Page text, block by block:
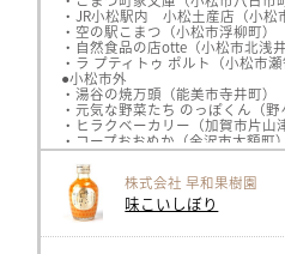
・JR小松駅内 小松土産店（小松
・空の駅こまつ（小松市浮柳町）
・自然食品の店otte（小松市北浅井
・ラ プティトゥ ポルト（小松市瀬
●小松市外
・湯谷の焼万頭（能美市寺井町）
・元気な野菜たち のっぽくん（野
・ヒラクベーカリー（加賀市片山
・コープおおぬか（金沢市大額町）
・MIHON ICHI KANAZAWA（金沢
・calcolo(金沢市戸水)
・道の駅 内灘サンセットパーク（
※2023年9月29日の時点の情報です
※お店ごとに扱っている商品が異
株式会社 早和果樹園
味こいしぼり